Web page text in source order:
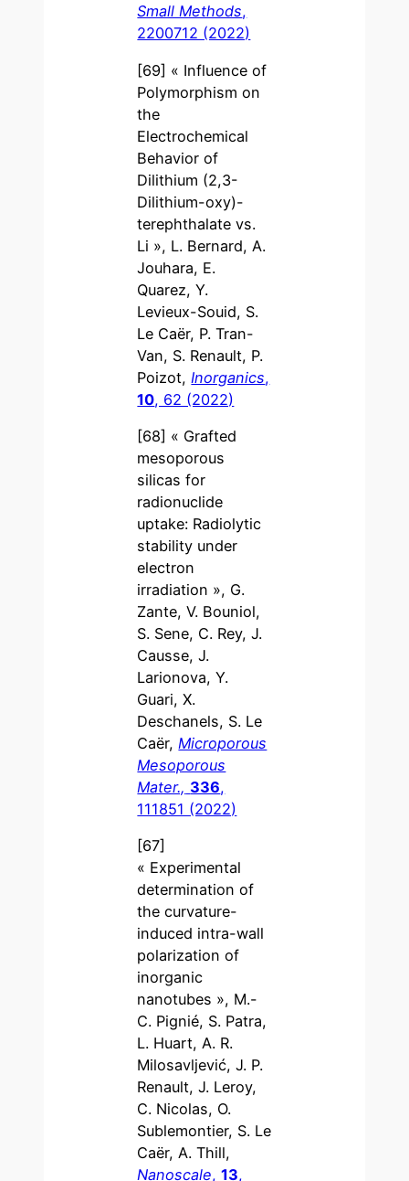
Small Methods,
2200712 (2022)
[69] « Influence of
Polymorphism on
the
Electrochemical
Behavior of
Dilithium (2,3-
Dilithium-oxy)-
terephthalate vs.
Li », L. Bernard, A.
Jouhara, E.
Quarez, Y.
Levieux-Souid, S.
Le Caër, P. Tran-
Van, S. Renault, P.
Poizot, Inorganics,
10, 62 (2022)
[68] « Grafted
mesoporous
silicas for
radionuclide
uptake: Radiolytic
stability under
electron
irradiation », G.
Zante, V. Bouniol,
S. Sene, C. Rey, J.
Causse, J.
Larionova, Y.
Guari, X.
Deschanels, S. Le
Caër, Microporous
Mesoporous
Mater., 336,
111851 (2022)
[67]
« Experimental
determination of
the curvature-
induced intra-wall
polarization of
inorganic
nanotubes », M.-
C. Pignié, S. Patra,
L. Huart, A. R.
Milosavljević, J. P.
Renault, J. Leroy,
C. Nicolas, O.
Sublemontier, S. Le
Caër, A. Thill,
Nanoscale,13,